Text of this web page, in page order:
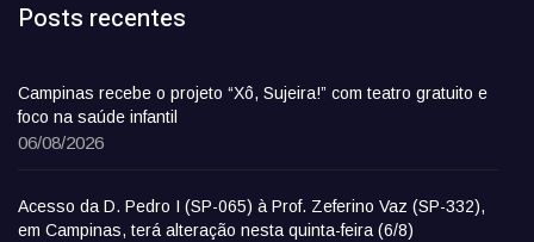
Posts recentes
Campinas recebe o projeto “Xô, Sujeira!” com teatro gratuito e
foco na saúde infantil
06/08/2026
Acesso da D. Pedro I (SP-065) à Prof. Zeferino Vaz (SP-332),
em Campinas, terá alteração nesta quinta-feira (6/8)